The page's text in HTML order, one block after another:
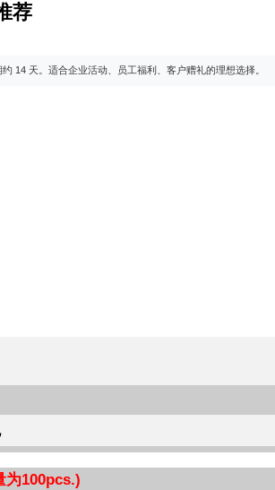
荐
约 14 天。适合企业活动、员工福利、客户赠礼的理想选择。
为100pcs.)